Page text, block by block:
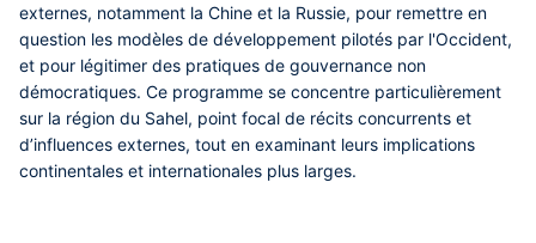
externes, notamment la Chine et la Russie, pour remettre en
question les modèles de développement pilotés par l'Occident,
et pour légitimer des pratiques de gouvernance non
démocratiques. Ce programme se concentre particulièrement
sur la région du Sahel, point focal de récits concurrents et
d’influences externes, tout en examinant leurs implications
continentales et internationales plus larges.